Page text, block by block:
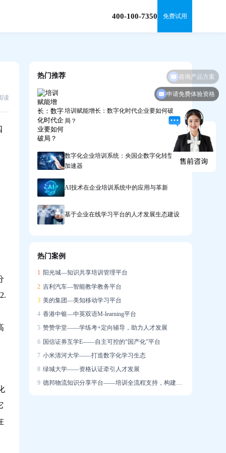
400-100-7350 免费试用
读
热门推荐
培训赋能增长：数字化时代企业要如何破
局？
数字化企业培训系统：央国企数字化转型的
加速器
AI技术在企业培训系统中的应用与革新
基于企业在线学习平台的人才发展生态建设
热门案例
1 阳光城—知识共享培训管理平台
2 吉利汽车—智能教学教务平台
3 美的集团—美知移动学习平台
4 香港中银—中英双语M-learning平台
5 赞赞学堂——学练考+定向辅导，助力人才发展
6 国信证券互学E——自主可控的“国产化”平台
7 小米清河大学——打造数字化学习生态
8 绿城大学——资格认证牵引人才发展
9 德邦物流知识分享平台——培训全流程支持，构建学习社区
申请免费体验资格